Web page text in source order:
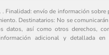
. Finalidad: envío de información
Destinatarios: No se
datos, así como otros derechos,
adicional y detallada en